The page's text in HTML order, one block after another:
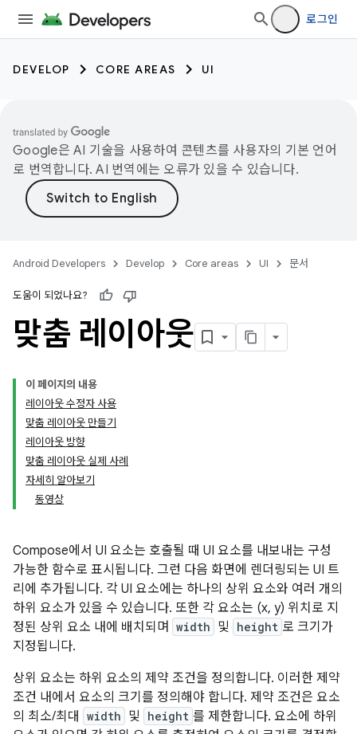
로그인
DEVELOP CORE AREAS UI
Google은 AI 기술을 사용하여 콘텐츠를 사용자의 기본 언어
로 번역합니다. AI 번역에는 오류가 있을 수 있습니다.
Android Developers Develop Core areas UI 문서
도움이 되었나요?
맞춤 레이아웃
이 페이지의 내용
레이아웃 수정자 사용
맞춤 레이아웃 만들기
레이아웃 방향
맞춤 레이아웃 실제 사례
자세히 알아보기
동영상
Compose에서 UI 요소는 호출될 때 UI 요소를 내보내는 구성
가능한 함수로 표시됩니다. 그런 다음 화면에 렌더링되는 UI 트
리에 추가됩니다. 각 UI 요소에는 하나의 상위 요소와 여러 개의
하위 요소가 있을 수 있습니다. 또한 각 요소는 (x, y) 위치로 지
정된 상위 요소 내에 배치되며
width 및 height 로 크기가
지정됩니다.
상위 요소는 하위 요소의 제약 조건을 정의합니다. 이러한 제약
조건 내에서 요소의 크기를 정의해야 합니다. 제약 조건은 요소
의 최소/최대
width 및 height 를 제한합니다. 요소에 하위